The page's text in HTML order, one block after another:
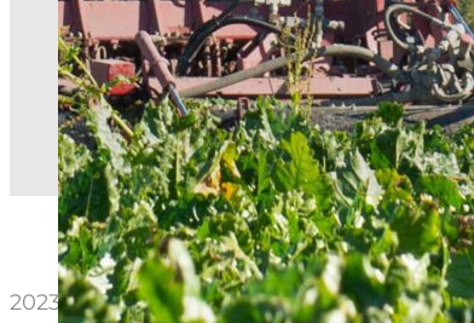
2023-12-29 15:36